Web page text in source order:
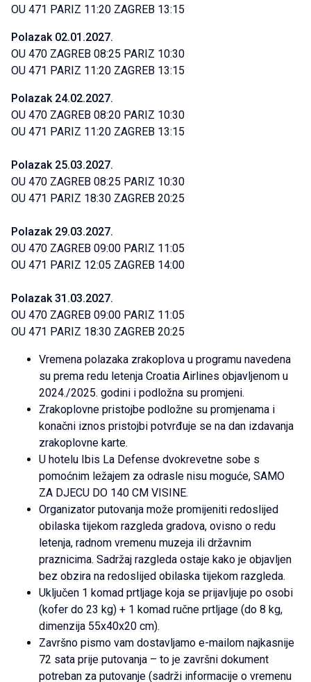
OU 471 PARIZ 11:20 ZAGREB 13:15
Polazak 02.01.2027.
OU 470 ZAGREB 08:25 PARIZ 10:30
OU 471 PARIZ 11:20 ZAGREB 13:15
Polazak 24.02.2027.
OU 470 ZAGREB 08:20 PARIZ 10:30
OU 471 PARIZ 11:20 ZAGREB 13:15
Polazak 25.03.2027.
OU 470 ZAGREB 08:25 PARIZ 10:30
OU 471 PARIZ 18:30 ZAGREB 20:25
Polazak 29.03.2027.
OU 470 ZAGREB 09:00 PARIZ 11:05
OU 471 PARIZ 12:05 ZAGREB 14:00
Polazak 31.03.2027.
OU 470 ZAGREB 09:00 PARIZ 11:05
OU 471 PARIZ 18:30 ZAGREB 20:25
Vremena polazaka zrakoplova u programu navedena
su prema redu letenja Croatia Airlines objavljenom u
2024./2025. godini i podložna su promjeni.
Zrakoplovne pristojbe podložne su promjenama i
konačni iznos pristojbi potvrđuje se na dan izdavanja
zrakoplovne karte.
U hotelu Ibis La Defense dvokrevetne sobe s
pomoćnim ležajem za odrasle nisu moguće, SAMO
ZA DJECU DO 140 CM VISINE.
Organizator putovanja može promijeniti redoslijed
obilaska tijekom razgleda gradova, ovisno o redu
letenja, radnom vremenu muzeja ili državnim
praznicima. Sadržaj razgleda ostaje kako je objavljen
bez obzira na redoslijed obilaska tijekom razgleda.
Uključen 1 komad prtljage koja se prijavljuje po osobi
(kofer do 23 kg) + 1 komad ručne prtljage (do 8 kg,
dimenzija 55x40x20 cm).
Završno pismo vam dostavljamo e-mailom najkasnije
72 sata prije putovanja – to je završni dokument
potreban za putovanje (sadrži informacije o vremenu